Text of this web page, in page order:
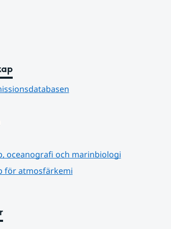
till annan webbplats.
oceanografi och marinbiologi
för atmosfärkemi